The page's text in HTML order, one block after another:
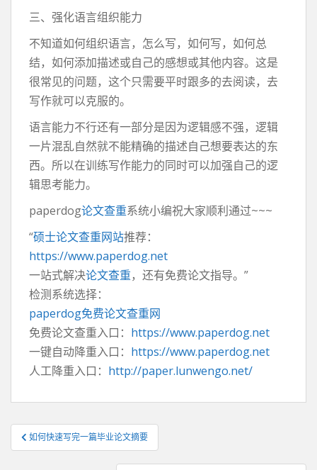
三、强化语言组织能力
不知道如何组织语言，怎么写，如何写，如何总
结，如何添加描述或自己的感想或其他内容。这是
很常见的问题，这个只需要平时跟多的去阅读，去
写作就可以克服的。
语言能力不行还有一部分是因为逻辑感不强，逻辑
一片混乱自然就不能精确的描述自己想要表达的东
西。所以在训练写作能力的同时可以加强自己的逻
辑思考能力。
paperdog论文查重系统小编祝大家顺利通过~~~
“硕士论文查重网站推荐：
https://www.paperdog.net
一站式解决论文查重，还有免费论文指导。”
检测系统选择：
paperdog免费论文查重网
免费论文查重入口： https://www.paperdog.net
一键自动降重入口： https://www.paperdog.net
人工降重入口： http://paper.lunwengo.net/
文
章
如何快速写完一篇毕业论文摘要